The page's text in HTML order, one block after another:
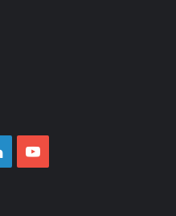
LinkedinYouTube